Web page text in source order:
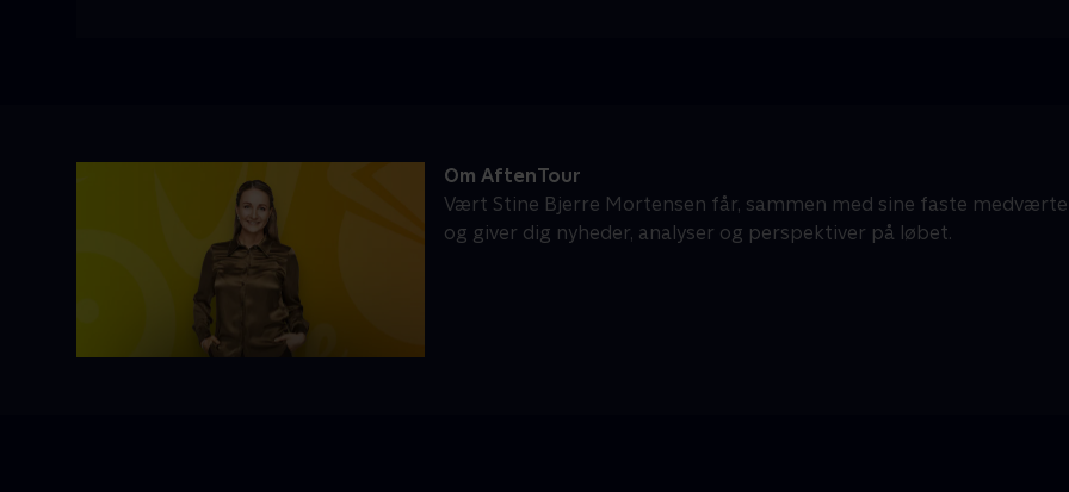
Om AftenTour
Vært Stine Bjerre Mortensen får, sammen med sine faste
og giver dig nyheder, analyser og perspektiver på løbet.